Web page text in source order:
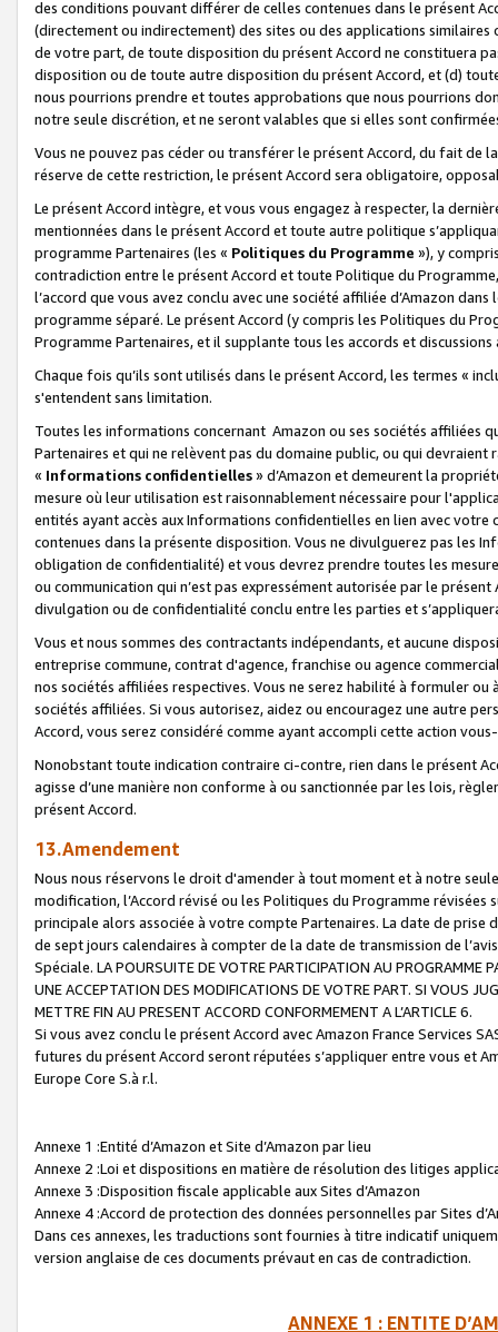
des conditions pouvant différer de celles contenues dans le présent
(directement ou indirectement) des sites ou des applications
de votre part, de toute disposition du présent Accord ne constituera
disposition ou de toute autre disposition du présent Accord, et (d)
nous pourrions prendre et toutes approbations que nous pourrions
notre seule discrétion, et ne seront valables que si elles sont
Vous ne pouvez pas céder ou transférer le présent Accord, du fait de
réserve de cette restriction, le présent Accord sera obligatoire,
Le présent Accord intègre, et vous vous engagez à respecter, la
mentionnées dans le présent Accord et toute autre politique
programme Partenaires (les « Politiques du Programme »), y
contradiction entre le présent Accord et toute Politique du
l’accord que vous avez conclu avec une société affiliée d’Amazon
programme séparé. Le présent Accord (y compris les Politiques du
Programme Partenaires, et il supplante tous les accords et discussions
Chaque fois qu’ils sont utilisés dans le présent Accord, les termes «
s'entendent sans limitation.
Toutes les informations concernant Amazon ou ses sociétés affiliées
Partenaires et qui ne relèvent pas du domaine public, ou qui
« Informations confidentielles» d’Amazon et demeurent la
mesure où leur utilisation est raisonnablement nécessaire pour
entités ayant accès aux Informations confidentielles en lien avec
contenues dans la présente disposition. Vous ne divulguerez pas les
obligation de confidentialité) et vous devrez prendre toutes les
ou communication qui n’est pas expressément autorisée par le
divulgation ou de confidentialité conclu entre les parties et
Vous et nous sommes des contractants indépendants, et aucune
entreprise commune, contrat d'agence, franchise ou agence
nos sociétés affiliées respectives. Vous ne serez habilité à formuler
sociétés affiliées. Si vous autorisez, aidez ou encouragez une autre
Accord, vous serez considéré comme ayant accompli cette action
Nonobstant toute indication contraire ci-contre, rien dans le présent
agisse d’une manière non conforme à ou sanctionnée par les lois,
présent Accord.
13.Amendement
Nous nous réservons le droit d'amender à tout moment et à notre
modification, l’Accord révisé ou les Politiques du Programme
principale alors associée à votre compte Partenaires. La date de
de sept jours calendaires à compter de la date de transmission de
Spéciale. LA POURSUITE DE VOTRE PARTICIPATION AU PROGRAMME
UNE ACCEPTATION DES MODIFICATIONS DE VOTRE PART. SI VOUS
METTRE FIN AU PRESENT ACCORD CONFORMEMENT A L’ARTICLE 6.
Si vous avez conclu le présent Accord avec Amazon France Services
futures du présent Accord seront réputées s’appliquer entre vous et
Europe Core S.à r.l.
Annexe 1 :Entité d’Amazon et Site d’Amazon par lieu
Annexe 2 :Loi et dispositions en matière de résolution des litiges
Annexe 3 :Disposition fiscale applicable aux Sites d’Amazon
Annexe 4 :Accord de protection des données personnelles par Sites
Dans ces annexes, les traductions sont fournies à titre indicatif
version anglaise de ces documents prévaut en cas de contradiction.
ANNEXE 1 : ENTITE